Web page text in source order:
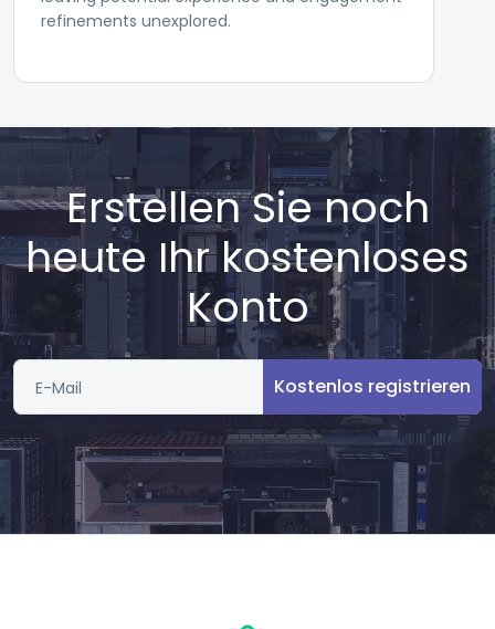
refinements unexplored.
Erstellen Sie noch
heute Ihr kostenloses
Konto
Kostenlos registrieren